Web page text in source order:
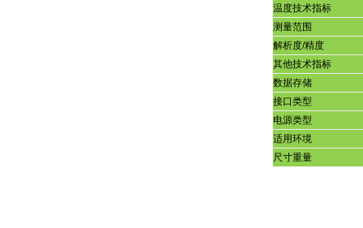
温度技术指标
测量范围
解析度/精度
其他技术指标
数据存储
接口类型
电源类型
适用环境
尺寸重量